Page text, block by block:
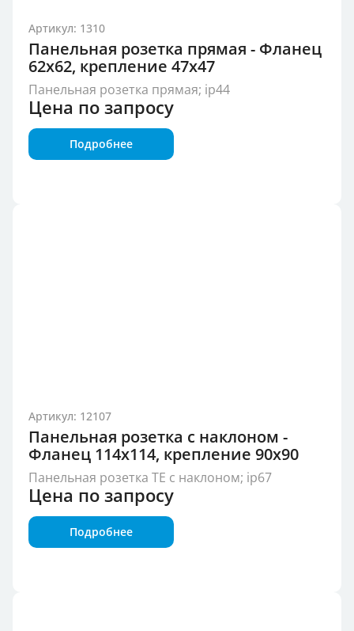
Артикул: 1310
Панельная розетка прямая - Фланец
62x62, крепление 47x47
Панельная розетка прямая; ip44
Цена по запросу
Подробнее
Артикул: 12107
Панельная розетка с наклоном -
Фланец 114x114, крепление 90x90
Панельная розетка TE с наклоном; ip67
Цена по запросу
Подробнее